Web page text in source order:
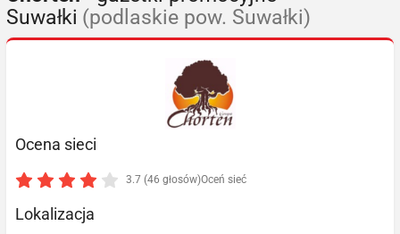
Suwałki (podlaskie pow. Suwałki)
Ocena sieci
3.7 (46 głosów)Oceń sieć
Lokalizacja